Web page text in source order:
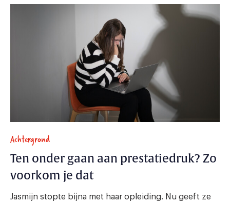
Achtergrond
Ten onder gaan aan prestatiedruk? Zo
voorkom je dat
Jasmijn stopte bijna met haar opleiding. Nu geeft ze